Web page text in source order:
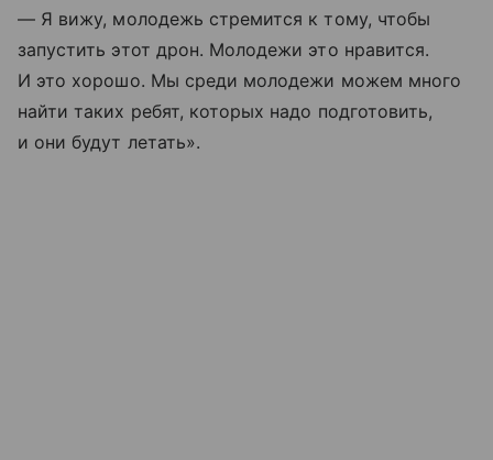
— Я вижу, молодежь стремится к тому, чтобы
запустить этот дрон. Молодежи это нравится.
И это хорошо. Мы среди молодежи можем много
найти таких ребят, которых надо подготовить,
и они будут летать».